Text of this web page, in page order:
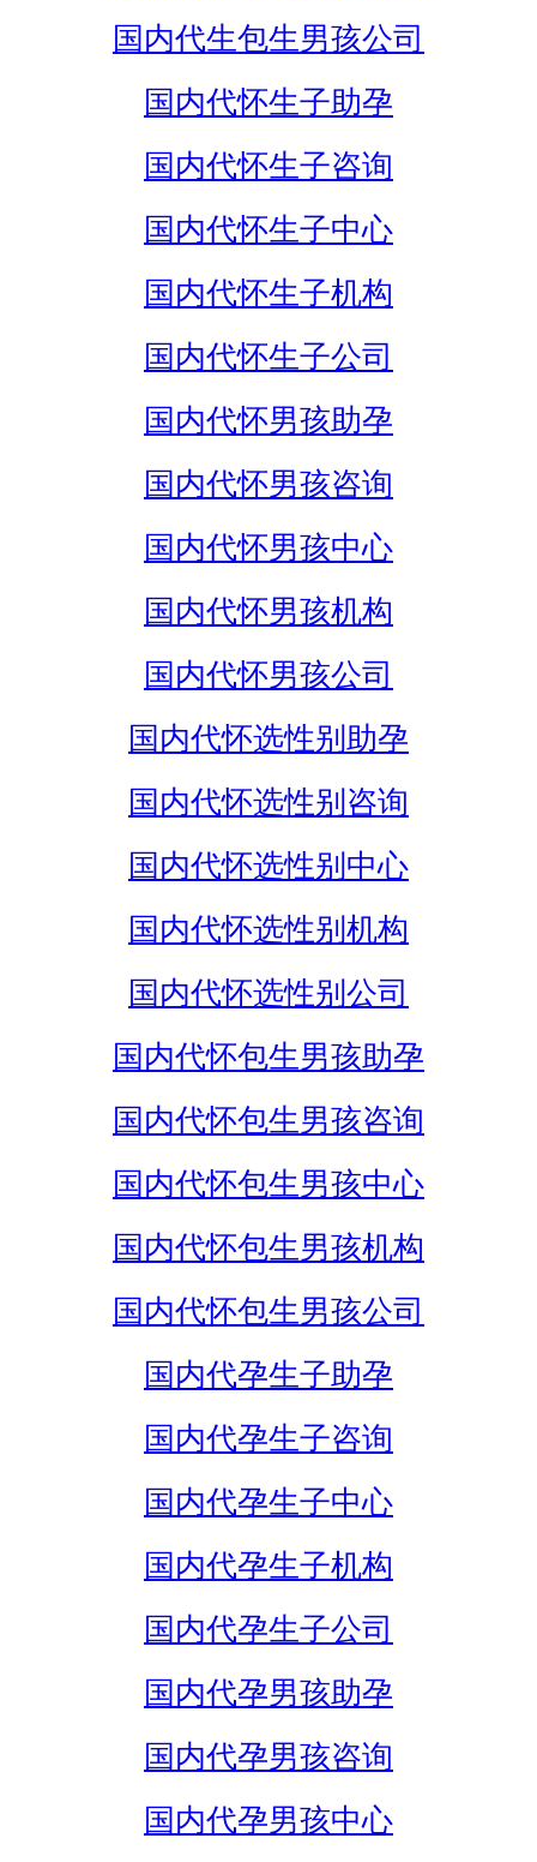
国内代生包生男孩公司
国内代怀生子助孕
国内代怀生子咨询
国内代怀生子中心
国内代怀生子机构
国内代怀生子公司
国内代怀男孩助孕
国内代怀男孩咨询
国内代怀男孩中心
国内代怀男孩机构
国内代怀男孩公司
国内代怀选性别助孕
国内代怀选性别咨询
国内代怀选性别中心
国内代怀选性别机构
国内代怀选性别公司
国内代怀包生男孩助孕
国内代怀包生男孩咨询
国内代怀包生男孩中心
国内代怀包生男孩机构
国内代怀包生男孩公司
国内代孕生子助孕
国内代孕生子咨询
国内代孕生子中心
国内代孕生子机构
国内代孕生子公司
国内代孕男孩助孕
国内代孕男孩咨询
国内代孕男孩中心